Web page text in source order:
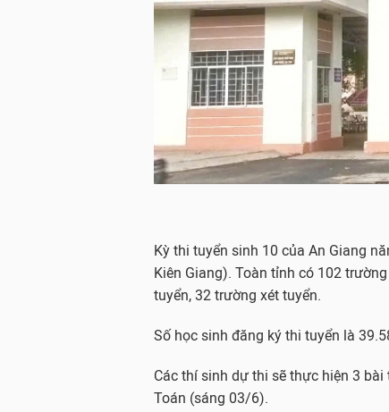
Kỳ thi tuyển sinh 10 của An Giang
Kiên Giang). Toàn tỉnh có 102
tuyển, 32 trường xét tuyển.
Số học sinh đăng ký thi tuyển là
Các thí sinh dự thi sẽ thực hiện 3
Toán (sáng 03/6).